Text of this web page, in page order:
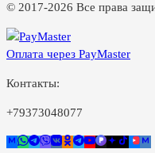
© 2017-2026 Все права
Оплата через PayMaster
Контакты:
+79373048077